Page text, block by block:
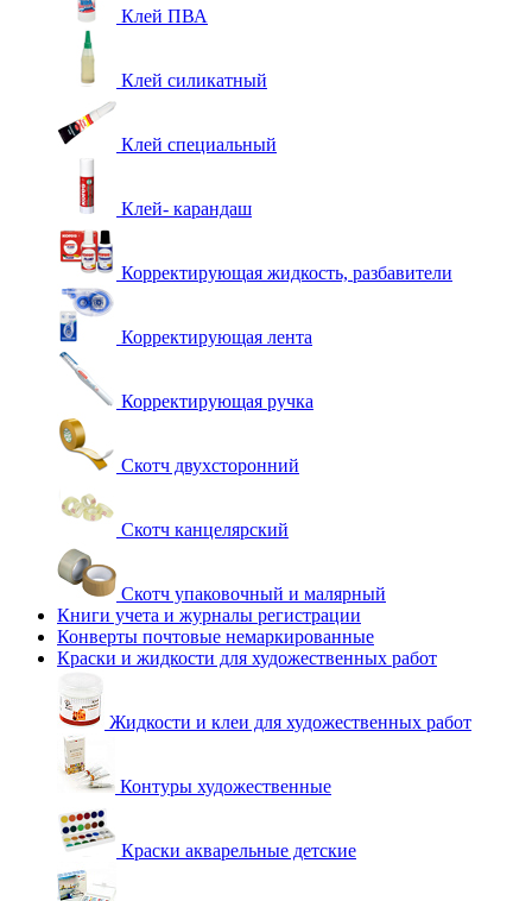
Клей ПВА
Клей силикатный
Клей специальный
Клей- карандаш
Корректирующая жидкость, разбавители
Корректирующая лента
Корректирующая ручка
Скотч двухсторонний
Скотч канцелярский
Скотч упаковочный и малярный
Книги учета и журналы регистрации
Конверты почтовые немаркированные
Краски и жидкости для художественных работ
Жидкости и клеи для художественных работ
Контуры художественные
Краски акварельные детские